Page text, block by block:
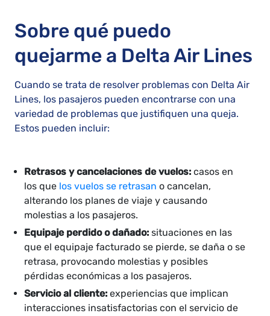
Sobre qué puedo
quejarme a Delta Air Lines
Cuando se trata de resolver problemas con Delta Air
Lines, los pasajeros pueden encontrarse con una
variedad de problemas que justifiquen una queja.
Estos pueden incluir:
Retrasos y cancelaciones de vuelos: casos en
los que los vuelos se retrasan o cancelan,
alterando los planes de viaje y causando
molestias a los pasajeros.
Equipaje perdido o dañado: situaciones en las
que el equipaje facturado se pierde, se daña o se
retrasa, provocando molestias y posibles
pérdidas económicas a los pasajeros.
Servicio al cliente: experiencias que implican
interacciones insatisfactorias con el servicio de